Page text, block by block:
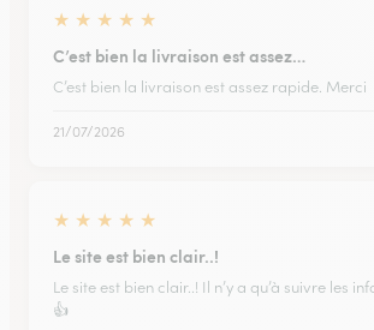
★ ★ ★ ★ ★
C’est bien la livraison est assez…
C’est bien la livraison est assez rapide. Merci
21/07/2026
★ ★ ★ ★ ★
Le site est bien clair..!
Le site est bien clair..! Il n’y a qu’à suivre les
👍